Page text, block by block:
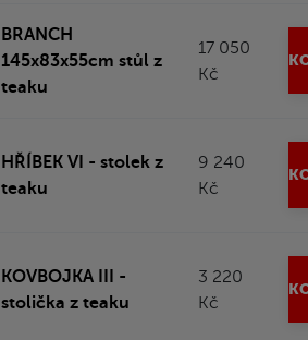
BRANCH
145x83x55cm stůl z
teaku
17 050
Kč
HŘÍBEK VI - stolek z
teaku
9 240
Kč
KOVBOJKA III -
stolička z teaku
3 220
Kč